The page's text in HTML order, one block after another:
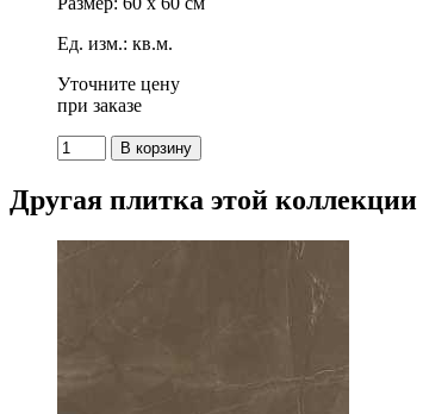
Ед. изм.: кв.м.
Уточните цену
при заказе
Другая плитка этой коллекции